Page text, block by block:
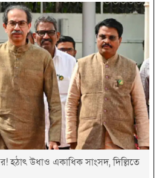
হঠাৎ উধাও একাধিক সাংসদ, দিল্লিতে